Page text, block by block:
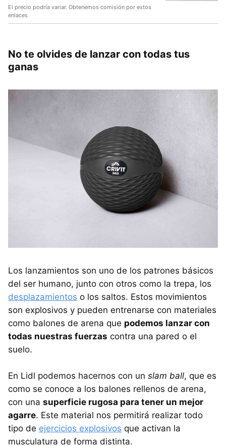
El precio podría variar. Obtenemos comisión por estos
enlaces
No te olvides de lanzar con todas tus
ganas
Los lanzamientos son uno de los patrones básicos
del ser humano, junto con otros como la trepa, los
desplazamientos o los saltos. Estos movimientos
son explosivos y pueden entrenarse con materiales
como balones de arena que podemos lanzar con
todas nuestras fuerzas contra una pared o el
suelo.
En Lidl podemos hacernos con un slam ball, que es
como se conoce a los balones rellenos de arena,
con una superficie rugosa para tener un mejor
agarre. Este material nos permitirá realizar todo
tipo de ejercicios explosivos que activan la
musculatura de forma distinta.